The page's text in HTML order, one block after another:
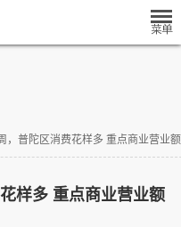
，普陀区消费花样多 重点商业营业
样多 重点商业营业额